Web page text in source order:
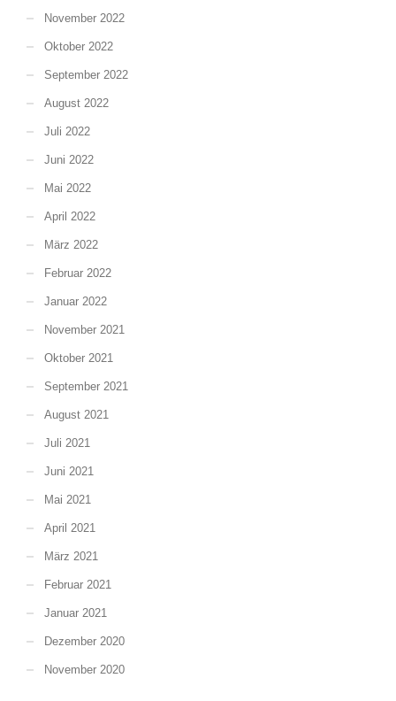
November 2022
Oktober 2022
September 2022
August 2022
Juli 2022
Juni 2022
Mai 2022
April 2022
März 2022
Februar 2022
Januar 2022
November 2021
Oktober 2021
September 2021
August 2021
Juli 2021
Juni 2021
Mai 2021
April 2021
März 2021
Februar 2021
Januar 2021
Dezember 2020
November 2020